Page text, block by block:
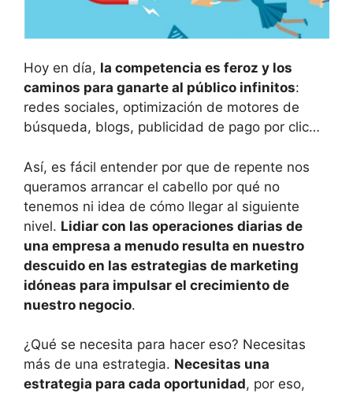
Hoy en día, la competencia es feroz y los
caminos para ganarte al público infinitos:
redes sociales, optimización de motores de
búsqueda, blogs, publicidad de pago por clic…
Así, es fácil entender por que de repente nos
queramos arrancar el cabello por qué no
tenemos ni idea de cómo llegar al siguiente
nivel. Lidiar con las operaciones diarias de
una empresa a menudo resulta en nuestro
descuido en las estrategias de marketing
idóneas para impulsar el crecimiento de
nuestro negocio.
¿Qué se necesita para hacer eso? Necesitas
más de una estrategia. Necesitas una
estrategia para cada oportunidad, por eso,